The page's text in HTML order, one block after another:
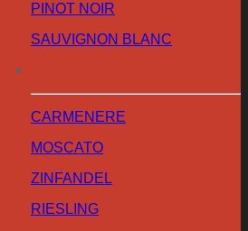
PINOT NOIR
SAUVIGNON BLANC
CARMENERE
MOSCATO
ZINFANDEL
RIESLING